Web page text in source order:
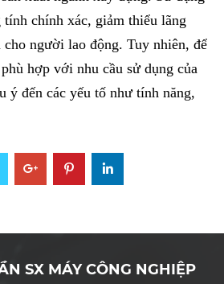
chính xác, giảm thiểu lãng
người lao động. Tuy nhiên, để
hợp với nhu cầu sử dụng của
ý đến các yếu tố như tính năng,
SX MÁY CÔNG NGHIỆP